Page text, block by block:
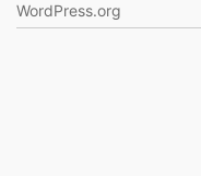
WordPress.org